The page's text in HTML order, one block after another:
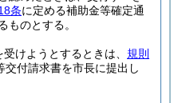
条に定める補助金等確定通
ものとする。
けようとするときは、 規則
交付請求書を市長に提出し